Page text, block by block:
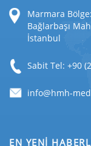
Marmara Bölge:
Bağlarbaşı
İstanbul
Sabit Tel: +90
EN YENİ